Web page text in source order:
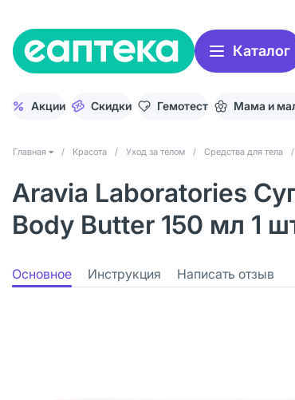
Каталог
Акции Скидки Гемотест Мама и
Главная / Красота / Уход за телом / Средства для тела /
Aravia Laboratories
Body Butter 150 мл 1
Основное Инструкция Написать отзыв